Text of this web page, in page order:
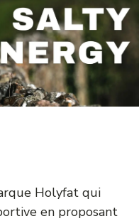
Holyfat qui
en proposant